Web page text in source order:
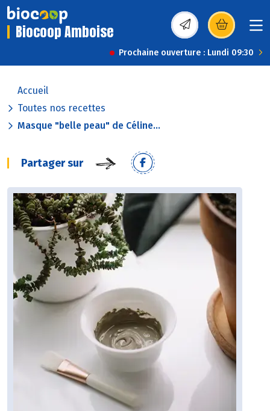
Biocoop Amboise (s’ouvre dans une
Prochaine ouverture : Lundi 09:30
Accueil
Toutes nos recettes
Masque "belle peau" de Céline...
Partager sur